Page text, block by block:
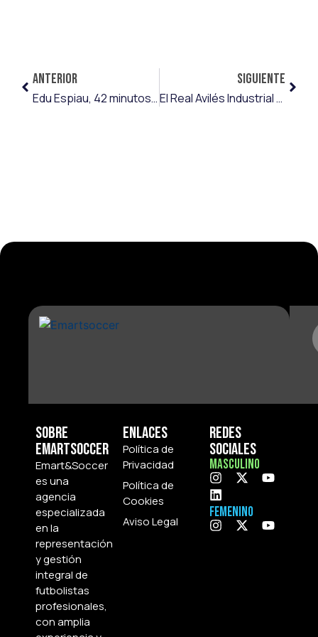
ANTERIOR
Edu Espiau, 42 minutos y primer gol con su nuevo equipo
SIGUIENTE
El Real Avilés Industrial confía en la experiencia de Borja Granero para su defensa
Sobre
Emartsoccer
Emart&Soccer
es una
agencia
especializada
en la
representación
y gestión
integral de
futbolistas
profesionales,
con amplia
Enlaces
Política de
Privacidad
Política de
Cookies
Aviso Legal
Redes
Sociales
Masculino
Femenino